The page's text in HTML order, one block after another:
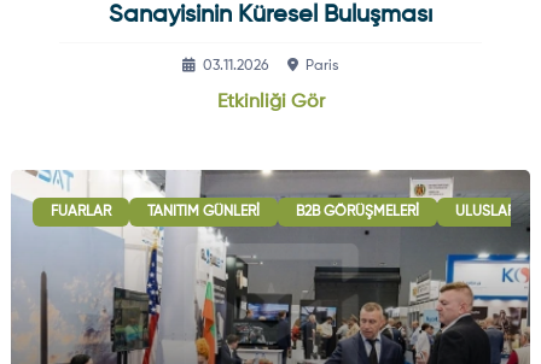
Sanayisinin Küresel Buluşması
03.11.2026 Paris
Etkinliği Gör
FUARLAR TANITIM GÜNLERI B2B GÖRÜŞMELERI